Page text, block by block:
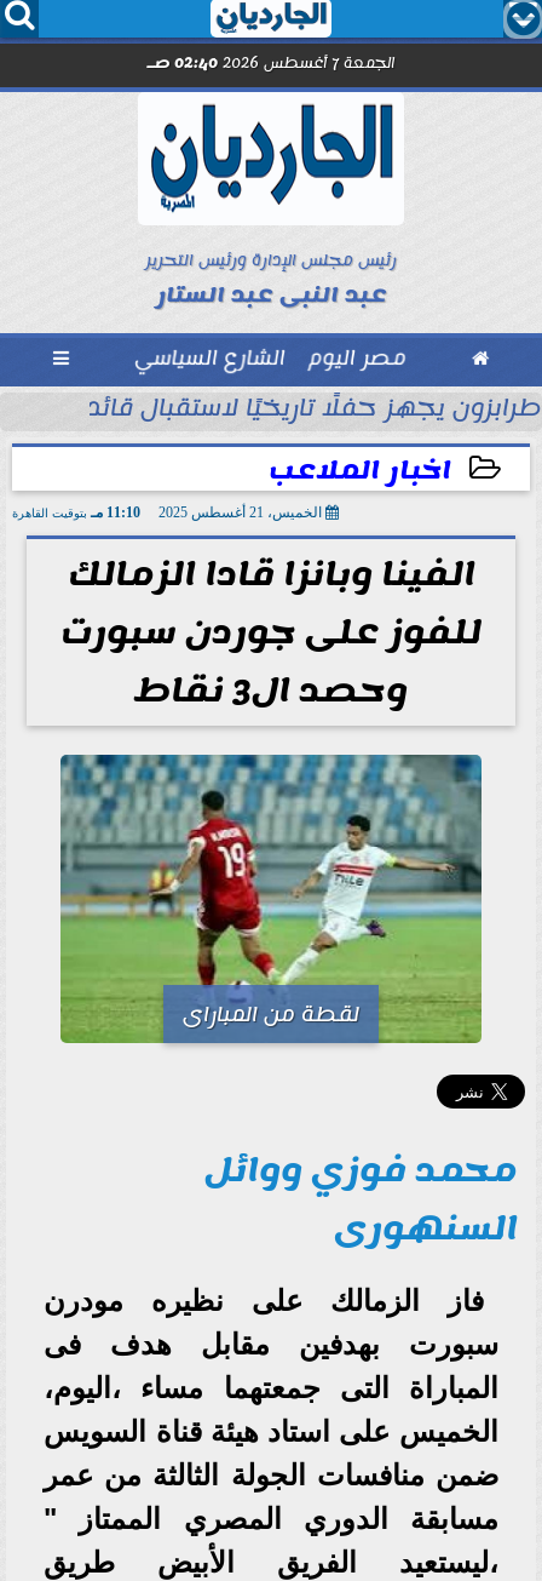
  
الجمعة 7 أغسطس 2026 02:40 صـ
رئيس مجلس الإدارة ورئيس التحرير
عبد النبى عبد الستار
 مصر اليوم الشارع السياسي 
طرابزون يجهز حفلًا تاريخيًا لاستقبال قائد
اخبار الملاعب
الخميس، 21 أغسطس 2025 11:10 مـ بتوقيت القاهرة
الفينا وبانزا قادا الزمالك
للفوز على جوردن سبورت
وحصد ال3 نقاط
لقطة من المباراى
محمد فوزي ووائل
السنهورى
فاز الزمالك على نظيره مودرن
سبورت بهدفين مقابل هدف فى
المباراة التى جمعتهما مساء ،اليوم،
الخميس على استاد هيئة قناة السويس
ضمن منافسات الجولة الثالثة من عمر
مسابقة الدوري المصري الممتاز "
،ليستعيد الفريق الأبيض طريق